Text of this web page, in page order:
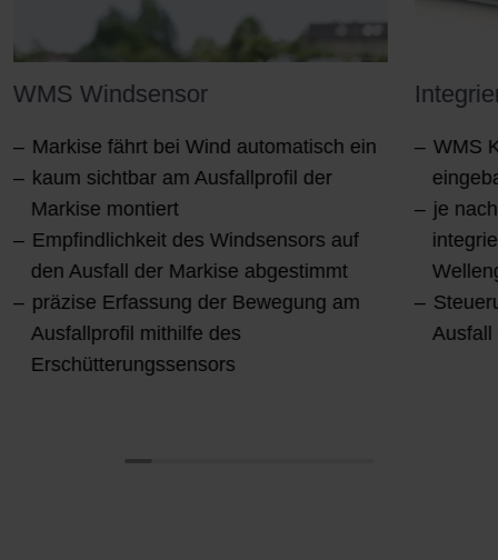
WMS Windsensor
Markise fährt bei Wind automatisch ein
kaum sichtbar am Ausfallprofil der
Markise montiert
Empfindlichkeit des Windsensors auf
den Ausfall der Markise abgestimmt
präzise Erfassung der Bewegung am
Ausfallprofil mithilfe des
Erschütterungssensors
WMS
je
Ausfall